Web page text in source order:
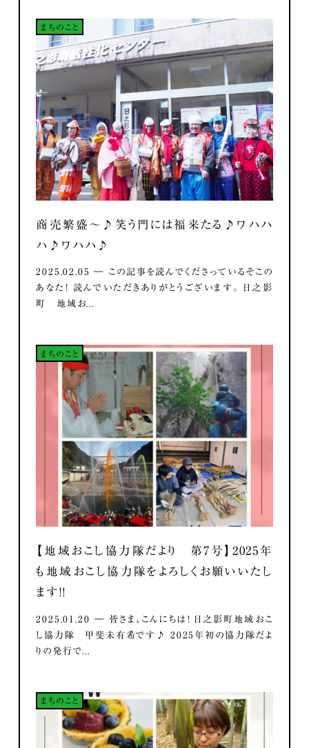
まちのこと
商売繁盛～♪笑う門には福来たる♪ワハハ
ハ♪ワハハ♪
2025.02.05 ― この記事を読んでくださっているそこの
あなた！ 読んでいただきありがとうございます。 日之影
町 地域お...
まちのこと
【地域おこし協力隊だより 第7号】2025年
も地域おこし協力隊をよろしくお願いいたし
ます！！
2025.01.20 ― 皆さま、こんにちは！ 日之影町地域おこ
し協力隊 甲斐未有希です♪ 2025年初の協力隊だよ
りの発行で...
まちのこと